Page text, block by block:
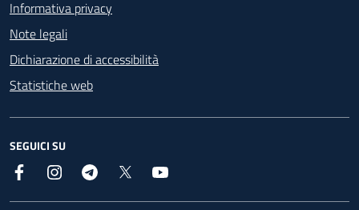
Informativa privacy
Note legali
Dichiarazione di accessibilità
Statistiche web
SEGUICI SU
Facebook InstagramTelegram